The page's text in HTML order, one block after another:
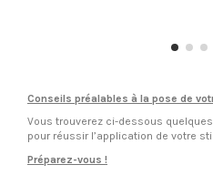
Conseils préalables à la pose de
Vous trouverez ci-dessous
pour réussir l’application de votre
Préparez-vous !